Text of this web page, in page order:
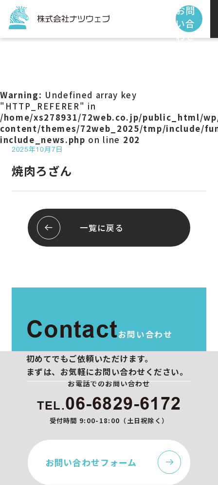
お問
い合
わせ
サービス
制作事例
お客様の声
会社概要
スタッフ紹介
プライバシーポリシー
Warning: Undefined array key
"HTTP_REFERER" in
/home/xs278931/72web.co.jp/public_html/
content/themes/72web_2025/tmp/include/
include_news.php on line 202
2025年10月7日
焼肉ろざん
一覧に戻る
Contactお問い合わせ
初めてでもご依頼いただけます。
まずは、お気軽にお問い合わせください。
お電話でのお問い合わせ
TEL.06-6829-6172
受付時間 9:00-18:00（土日祝除く）
お問い合わせフォーム